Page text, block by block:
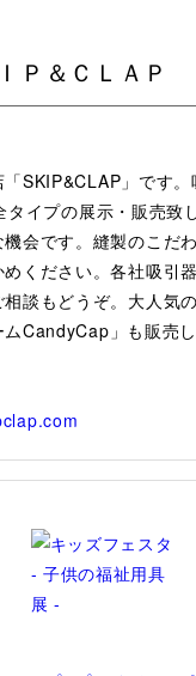
Ｐ＆ＣＬＡＰ
SKIP&CLAP」です。
タイプの展示・販売致
会です。縫製のこだ
ください。各社吸引
談もどうぞ。大人気
CandyCap」も販売し